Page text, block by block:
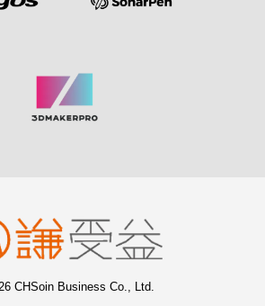
CHSoin Business Co., Ltd.